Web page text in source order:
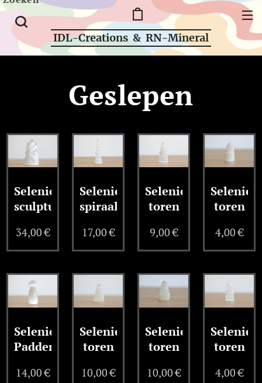
IDL-Creations & RN-Mineral
Geslepen
Seleniet
sculptuur
34,00€
Seleniet
spiraal
17,00€
Seleniet
toren
9,00€
Seleniet
toren
4,00€
Seleniet
Paddenstoel
14,00€
Seleniet
toren
10,00€
Seleniet
toren
10,00€
Seleniet
toren
4,00€